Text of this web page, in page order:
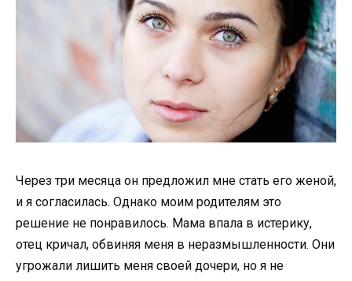
Через три месяца он предложил мне стать его женой,
и я согласилась. Однако моим родителям это
решение не понравилось. Мама впала в истерику,
отец кричал, обвиняя меня в неразмышленности. Они
угрожали лишить меня своей дочери, но я не